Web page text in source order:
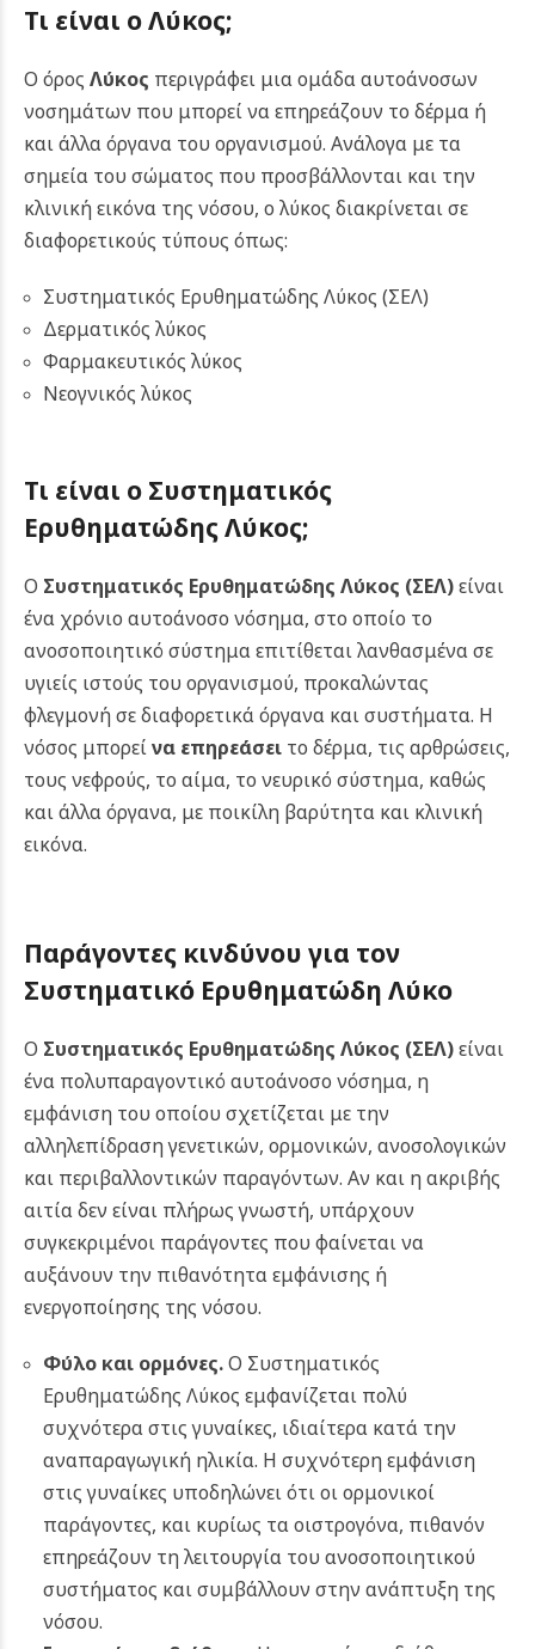
Τι είναι ο Λύκος;
Ο όρος Λύκος περιγράφει μια ομάδα αυτοάνοσων
νοσημάτων που μπορεί να επηρεάζουν το δέρμα ή
και άλλα όργανα του οργανισμού. Ανάλογα με τα
σημεία του σώματος που προσβάλλονται και την
κλινική εικόνα της νόσου, ο λύκος διακρίνεται σε
διαφορετικούς τύπους όπως:
Συστηματικός Ερυθηματώδης Λύκος (ΣΕΛ)
Δερματικός λύκος
Φαρμακευτικός λύκος
Νεογνικός λύκος
Τι είναι ο Συστηματικός
Ερυθηματώδης Λύκος;
Ο Συστηματικός Ερυθηματώδης Λύκος (ΣΕΛ)είναι
ένα χρόνιο αυτοάνοσο νόσημα, στο οποίο το
ανοσοποιητικό σύστημα επιτίθεται λανθασμένα σε
υγιείς ιστούς του οργανισμού, προκαλώντας
φλεγμονή σε διαφορετικά όργανα και συστήματα. Η
νόσος μπορείνα επηρεάσει το δέρμα, τις αρθρώσεις,
τους νεφρούς, το αίμα, το νευρικό σύστημα, καθώς
και άλλα όργανα, με ποικίλη βαρύτητα και κλινική
εικόνα.
Παράγοντες κινδύνου για τον
Συστηματικό Ερυθηματώδη Λύκο
Ο Συστηματικός Ερυθηματώδης Λύκος (ΣΕΛ)είναι
ένα πολυπαραγοντικό αυτοάνοσο νόσημα, η
εμφάνιση του οποίου σχετίζεται με την
αλληλεπίδραση γενετικών, ορμονικών, ανοσολογικών
και περιβαλλοντικών παραγόντων. Αν και η ακριβής
αιτία δεν είναι πλήρως γνωστή, υπάρχουν
συγκεκριμένοι παράγοντες που φαίνεται να
αυξάνουν την πιθανότητα εμφάνισης ή
ενεργοποίησης της νόσου.
Φύλο και ορμόνες.Ο Συστηματικός
Ερυθηματώδης Λύκος εμφανίζεται πολύ
συχνότερα στις γυναίκες, ιδιαίτερα κατά την
αναπαραγωγική ηλικία. Η συχνότερη εμφάνιση
στις γυναίκες υποδηλώνει ότι οι ορμονικοί
παράγοντες, και κυρίως τα οιστρογόνα, πιθανόν
επηρεάζουν τη λειτουργία του ανοσοποιητικού
συστήματος και συμβάλλουν στην ανάπτυξη της
νόσου.